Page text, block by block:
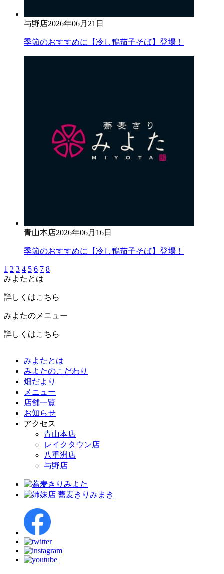
与野店2026年06月21日
季節のおすすめに【冷し鴨茄子そば】登場！
青山本店2026年06月16日
季節のおすすめに【冷し鴨茄子そば】登場！
1 2 3 4 5 6 7 8
みよたとは
詳しくはこちら
みよたのメニュー
詳しくはこちら
みよたとは
みよたのこだわり
畑だより
メニュー
店舗一覧
お知らせ
アクセス
青山本店
レイクタウン店
八重洲店
与野店